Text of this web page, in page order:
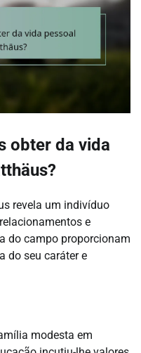
obter da vida
revela um indivíduo
e
do campo proporcionam
do seu caráter e
modesta em